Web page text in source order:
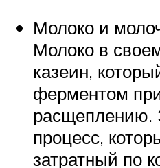
Молоко и
Молоко в
казеин,
ферментом
расщеплению.
процесс,
затратный по